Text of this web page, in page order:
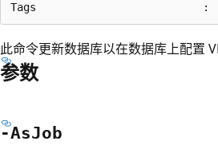
此命令更新数据库以在数据库上配置
参数
-AsJob